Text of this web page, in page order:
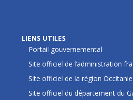
LIENS UTILES
Portail gouvernemental
Site officiel de l’administration
Site officiel de la région Occitanie
Site officiel du département du